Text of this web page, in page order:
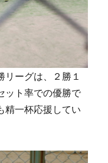
リーグは、２勝１
ット率での優勝で
精一杯応援してい